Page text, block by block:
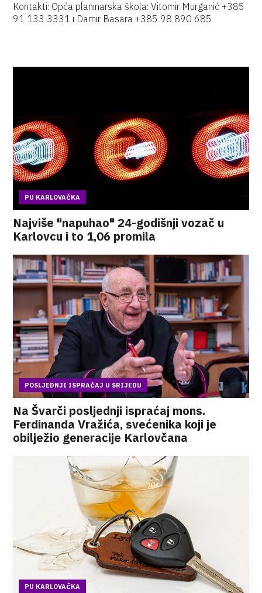
Kontakti: Opća planinarska škola: Vitomir Murganić +385
91 133 3331 i Damir Basara +385 98 890 685
PU KARLOVAČKA
Najviše "napuhao" 24-godišnji vozač u
Karlovcu i to 1,06 promila
POSLJEDNJI ISPRAĆAJ U SRIJEDU
Na Švarči posljednji ispraćaj mons.
Ferdinanda Vražića, svećenika koji je
obilježio generacije Karlovčana
PU KARLOVAČKA